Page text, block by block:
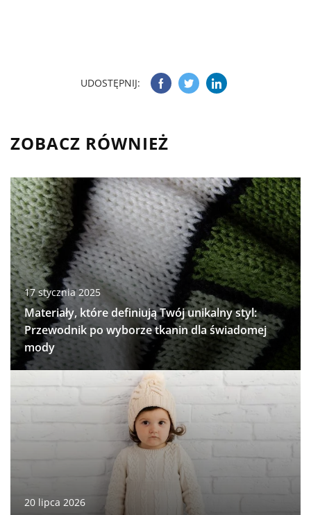
UDOSTĘPNIJ:
ZOBACZ RÓWNIEŻ
17 stycznia 2025
Materiały, które definiują Twój unikalny styl:
Przewodnik po wyborze tkanin dla świadomej
mody
20 lipca 2026